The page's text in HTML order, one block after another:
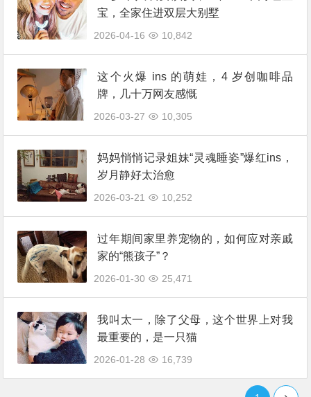
宝，全家住进双层大别墅
2026-04-16 10,842
这个火爆 ins 的萌娃，4 岁创咖啡品
牌，几十万网友感慨
2026-03-27 10,305
妈妈悄悄记录姐妹“灵魂睡姿”爆红ins，
岁月静好太治愈
2026-03-21 10,252
过年期间家里养宠物的，如何应对亲戚
家的“熊孩子”？
2026-01-30 25,471
我叫太一，除了父母，这个世界上对我
最重要的，是一只猫
2026-01-28 16,739